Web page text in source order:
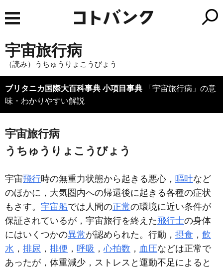
宇宙旅行病
（読み）うちゅうりょこうびょう
ブリタニカ国際大百科事典 小項目事典 「宇宙旅行病」の意
味・わかりやすい解説
宇宙旅行病
うちゅうりょこうびょう
宇宙飛行時の無重力状態から起きる悪心， 嘔吐など
のほかに，大気圏内への帰還後に起きる各種の症状
もさす。 宇宙船では人間の正常の環境に近い条件が
保証されているが，宇宙旅行を終えた飛行士の身体
にはいくつかの異常が認められた。行動， 摂食 ， 飲
水 ， 排尿 ， 排便 ， 呼吸 ，心拍数 ， 血圧などは正常で
あったが，体重減少，ストレスと運動不足によると